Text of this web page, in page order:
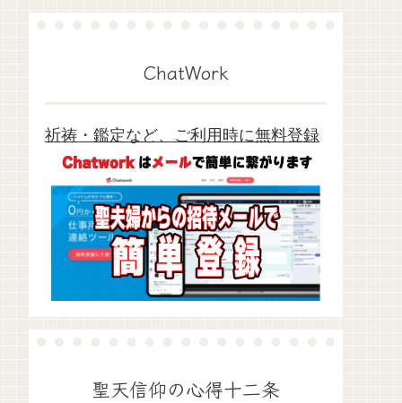
ChatWork
祈祷・鑑定など、ご利用時に無料登録
聖天信仰の心得十二条